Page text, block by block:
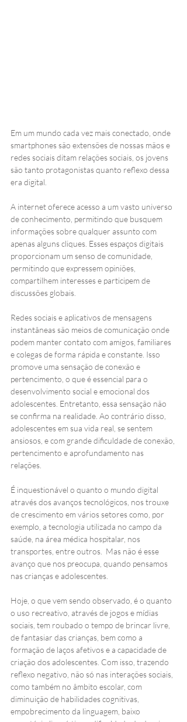
Em um mundo cada vez mais conectado, onde
smartphones são extensões de nossas mãos e
redes sociais ditam relações sociais, os jovens
são tanto protagonistas quanto reflexo dessa
era digital.
A internet oferece acesso a um vasto universo
de conhecimento, permitindo que busquem
informações sobre qualquer assunto com
apenas alguns cliques. Esses espaços digitais
proporcionam um senso de comunidade,
permitindo que expressem opiniões,
compartilhem interesses e participem de
discussões globais.
Redes sociais e aplicativos de mensagens
instantâneas são meios de comunicação onde
podem manter contato com amigos, familiares
e colegas de forma rápida e constante. Isso
promove uma sensação de conexão e
pertencimento, o que é essencial para o
desenvolvimento social e emocional dos
adolescentes. Entretanto, essa sensação não
se confirma na realidade. Ao contrário disso,
adolescentes em sua vida real, se sentem
ansiosos, e com grande dificuldade de conexão,
pertencimento e aprofundamento nas
relações.
É inquestionável o quanto o mundo digital
através dos avanços tecnológicos, nos trouxe
de crescimento em vários setores como, por
exemplo, a tecnologia utilizada no campo da
saúde, na área médica hospitalar, nos
transportes, entre outros.  Mas não é esse
avanço que nos preocupa, quando pensamos
nas crianças e adolescentes.
Hoje, o que vem sendo observado, é o quanto
o uso recreativo, através de jogos e mídias
sociais, tem roubado o tempo de brincar livre,
de fantasiar das crianças, bem como a
formação de laços afetivos e a capacidade de
criação dos adolescentes. Com isso, trazendo
reflexo negativo, não só nas interações sociais,
como também no âmbito escolar, com
diminuição de habilidades cognitivas,
empobrecimento da linguagem, baixo